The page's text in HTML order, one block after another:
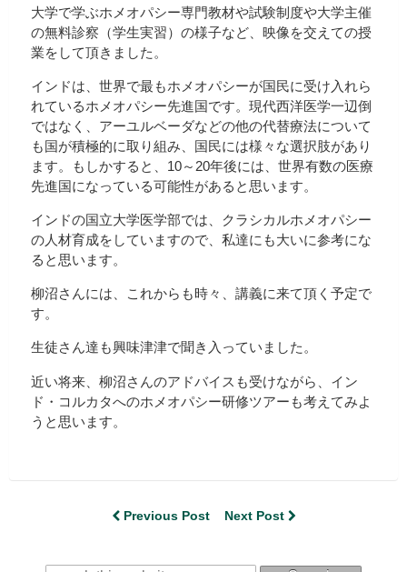
大学で学ぶホメオパシー専門教材や試験制度や大学主催
の無料診察（学生実習）の様子など、映像を交えての授
業をして頂きました。
インドは、世界で最もホメオパシーが国民に受け入れら
れているホメオパシー先進国です。現代西洋医学一辺倒
ではなく、アーユルベーダなどの他の代替療法について
も国が積極的に取り組み、国民には様々な選択肢があり
ます。もしかすると、10～20年後には、世界有数の医療
先進国になっている可能性があると思います。
インドの国立大学医学部では、クラシカルホメオパシー
の人材育成をしていますので、私達にも大いに参考にな
ると思います。
柳沼さんには、これからも時々、講義に来て頂く予定で
す。
生徒さん達も興味津津で聞き入っていました。
近い将来、柳沼さんのアドバイスも受けながら、イン
ド・コルカタへのホメオパシー研修ツアーも考えてみよ
うと思います。
Previous Post Next Post